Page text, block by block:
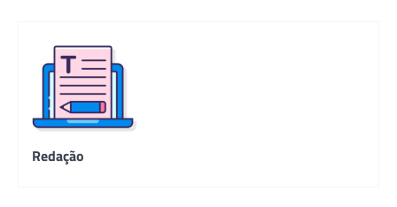
Redação